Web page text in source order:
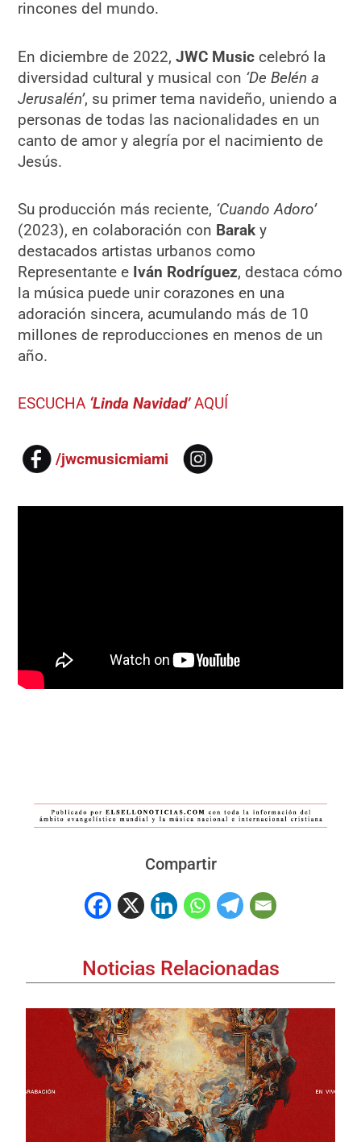
rincones del mundo.
En diciembre de 2022,JWC Music celebró la
diversidad cultural y musical con ‘De Belén a
Jerusalén’, su primer tema navideño, uniendo a
personas de todas las nacionalidades en un
canto de amor y alegría por el nacimiento de
Jesús.
Su producción más reciente, ‘Cuando Adoro’
(2023), en colaboración con Barak y
destacados artistas urbanos como
Representante e Iván Rodríguez, destaca cómo
la música puede unir corazones en una
adoración sincera, acumulando más de 10
millones de reproducciones en menos de un
año.
ESCUCHA ‘Linda Navidad’AQUÍ
/jwcmusicmiami
Compartir
Noticias Relacionadas